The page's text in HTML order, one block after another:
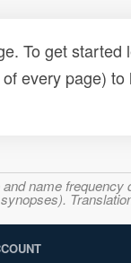
To get
every page)
name frequency